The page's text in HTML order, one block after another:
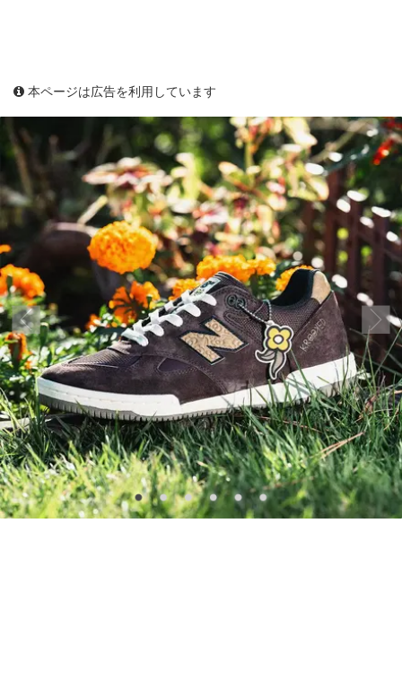
本ページは広告を利用しています